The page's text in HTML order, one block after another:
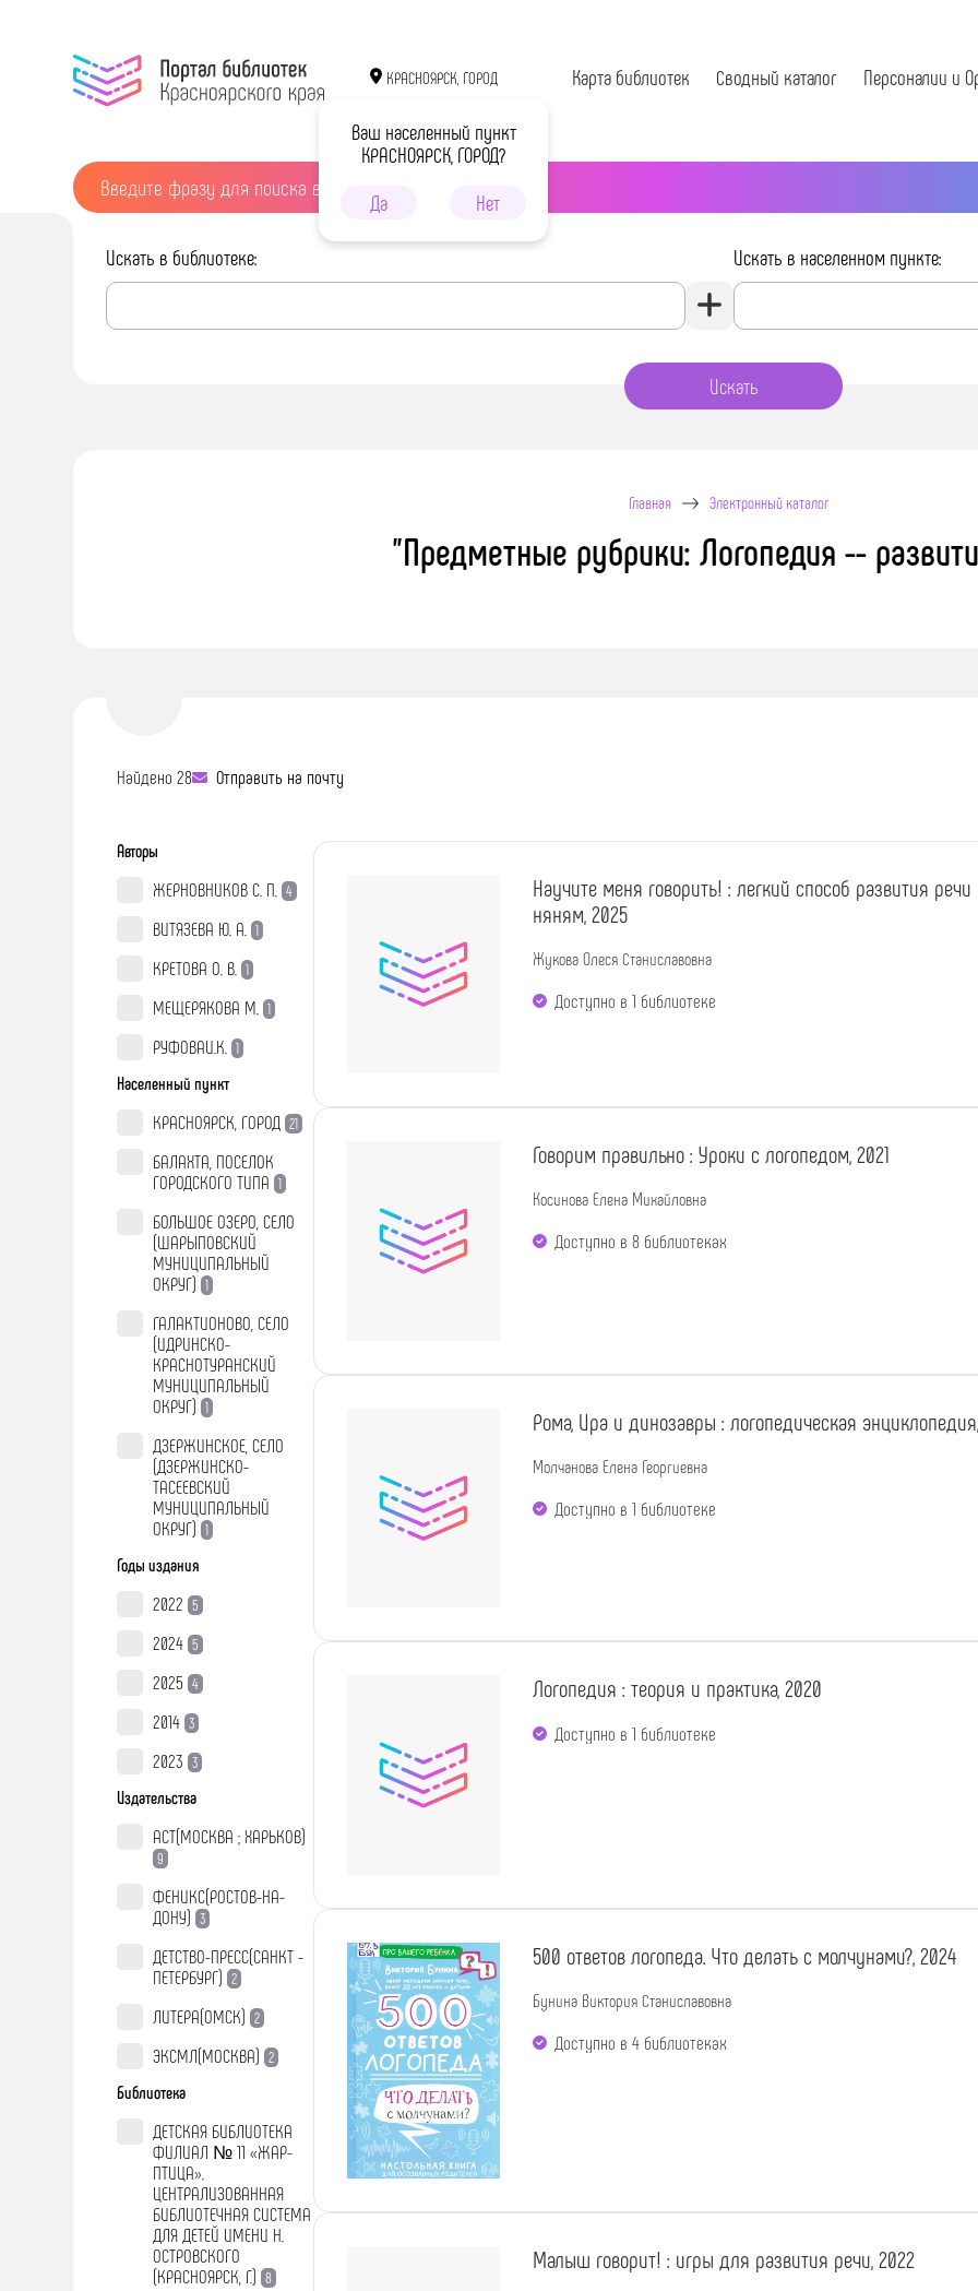
КРАСНОЯРСК, ГОРОД
Ваш населенный пункт
КРАСНОЯРСК, ГОРОД?
Да
Нет
Карта библиотек Сводный каталог Персоналии и
Искать в библиотеке: Искать в населенном пункте:
Главная Электронный каталог
"Предметные рубрики: Логопедия --
Найдено 28 Отправить на почту
Авторы
ЖЕРНОВНИКОВ С. П. 4
ВИТЯЗЕВА Ю. А. 1
КРЕТОВА О. В. 1
МЕЩЕРЯКОВА М. 1
РУФОВАИ.К. 1
Населенный пункт
КРАСНОЯРСК, ГОРОД 21
БАЛАХТА, ПОСЕЛОК
ГОРОДСКОГО ТИПА 1
БОЛЬШОЕ ОЗЕРО, СЕЛО
(ШАРЫПОВСКИЙ
МУНИЦИПАЛЬНЫЙ
ОКРУГ) 1
ГАЛАКТИОНОВО, СЕЛО
(ИДРИНСКО-
КРАСНОТУРАНСКИЙ
МУНИЦИПАЛЬНЫЙ
ОКРУГ) 1
ДЗЕРЖИНСКОЕ, СЕЛО
(ДЗЕРЖИНСКО-
ТАСЕЕВСКИЙ
МУНИЦИПАЛЬНЫЙ
ОКРУГ) 1
Годы издания
2022 5
2024 5
2025 4
2014 3
2023 3
Издательства
АСТ(МОСКВА ; ХАРЬКОВ)
9
ФЕНИКС(РОСТОВ-НА-
ДОНУ) 3
ДЕТСТВО-ПРЕСС(САНКТ -
ПЕТЕРБУРГ) 2
ЛИТЕРА(ОМСК) 2
ЭКСМЛ(МОСКВА) 2
Библиотека
ДЕТСКАЯ БИБЛИОТЕКА
ФИЛИАЛ № 11 «ЖАР-
ПТИЦА».
ЦЕНТРАЛИЗОВАННАЯ
БИБЛИОТЕЧНАЯ СИСТЕМА
ДЛЯ ДЕТЕЙ ИМЕНИ Н.
ОСТРОВСКОГО
(КРАСНОЯРСК, Г.) 8
Научите меня говорить! : легкий способ развития
няням, 2025
Жукова Олеся Станиславовна
Доступно в 1 библиотекe
Говорим правильно : Уроки с логопедом, 2021
Косинова Елена Михайловна
Доступно в 8 библиотеках
Рома, Ира и динозавры : логопедическая
Молчанова Елена Георгиевна
Доступно в 1 библиотекe
Логопедия : теория и практика, 2020
Доступно в 1 библиотекe
500 ответов логопеда. Что делать с молчунами?, 2024
Бунина Виктория Станиславовна
Доступно в 4 библиотеках
Малыш говорит! : игры для развития речи, 2022